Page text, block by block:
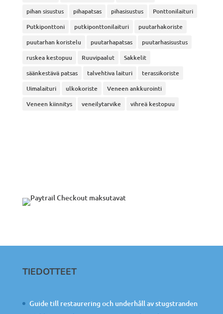
pihan sisustus
pihapatsas pihasisustus
Ponttonilaituri
Putkiponttoni
putkiponttonilaituri
puutarhakoriste
puutarhan koristelu
puutarhapatsas
puutarhasisustus
ruskea kestopuu
Ruuvipaalut
Sakkelit
säänkestävä patsas
talvehtiva laituri
terassikoriste
Uimalaituri
ulkokoriste
Veneen ankkurointi
Veneen kiinnitys
veneilytarvike vihreä kestopuu
TIEDOTTEET
Guide till restaurering och underhåll av stugstranden